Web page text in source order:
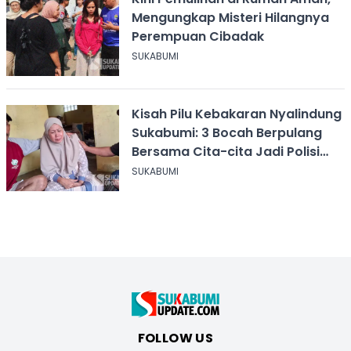
Mengungkap Misteri Hilangnya
Perempuan Cibadak
SUKABUMI
Kisah Pilu Kebakaran Nyalindung
Sukabumi: 3 Bocah Berpulang
Bersama Cita-cita Jadi Polisi
dan Guru
SUKABUMI
FOLLOW US